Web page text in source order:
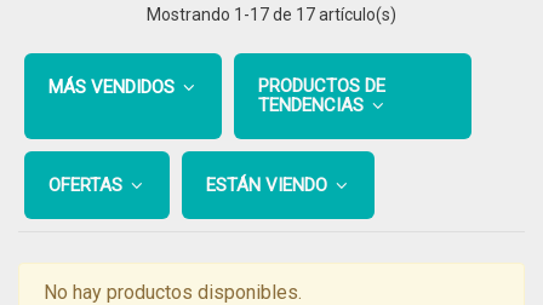
Mostrando 1 -17 de 17 artículo(s)
MÁS VENDIDOS
PRODUCTOS DE
TENDENCIAS
OFERTAS ESTÁN VIENDO
No hay productos disponibles.